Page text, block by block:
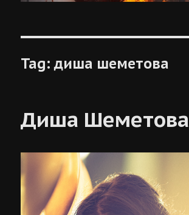
Tag:диша шеметова
Диша Шеметова